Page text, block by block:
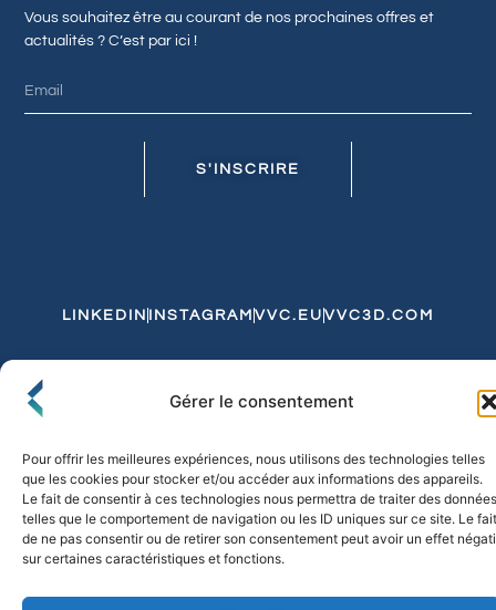
Gérer le consentement
Pour offrir les meilleures expériences, nous utilisons des technologies telles
que les cookies pour stocker et/ou accéder aux informations des appareils.
Le fait de consentir à ces technologies nous permettra de traiter des données
telles que le comportement de navigation ou les ID uniques sur ce site. Le fait
de ne pas consentir ou de retirer son consentement peut avoir un effet
sur certaines caractéristiques et fonctions.
Vous souhaitez être au courant de nos prochaines offres et
actualités ? C’est par ici !
S'INSCRIRE
LINKEDIN INSTAGRAM VVC.EU VVC3D.COM
Politique de Confidentialité et de CookiesExpédition et Livraison
© 2026 FLO & CO. All Rights Reserved